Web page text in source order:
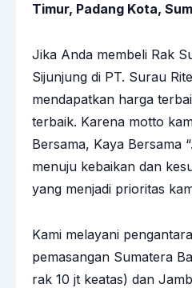
Timur, Padang Kota,
Jika Anda membeli Rak
Sijunjung di PT. Surau
mendapatkan harga
terbaik. Karena motto
Bersama, Kaya Bersama
menuju kebaikan dan
yang menjadi prioritas
Kami melayani
pemasangan Sumatera
rak 10 jt keatas) dan